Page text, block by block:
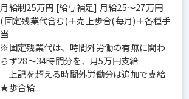
月給制25万円 [給与補足] 月給25～27万円
(固定残業代含む)＋売上歩合(毎月)＋各種手
当
※固定残業代は、時間外労働の有無に関わ
らず28～34時間分を、月5万円支給
上記を超える時間外労働分は追加で支給
★歩合給...